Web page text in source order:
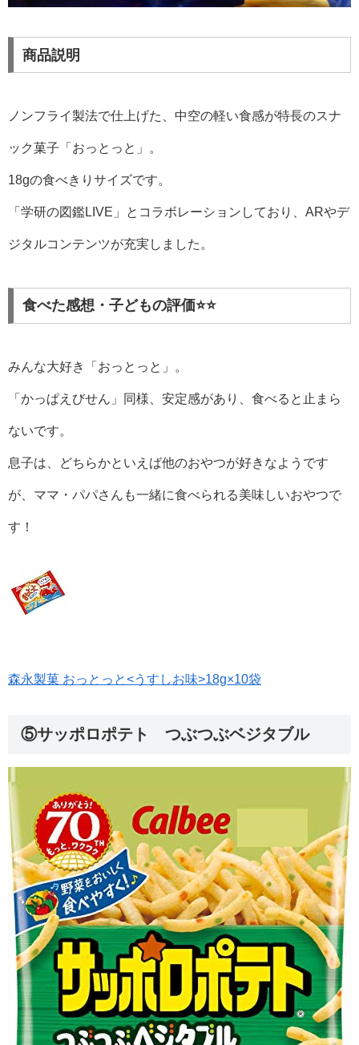
商品説明
ノンフライ製法で仕上げた、中空の軽い食感が特長のスナ
ック菓子「おっとっと」。
18gの食べきりサイズです。
「学研の図鑑LIVE」とコラボレーションしており、ARやデ
ジタルコンテンツが充実しました。
食べた感想・子どもの評価️⭐⭐️
みんな大好き「おっとっと」。
「かっぱえびせん」同様、安定感があり、食べると止まら
ないです。
息子は、どちらかといえば他のおやつが好きなようです
が、ママ・パパさんも一緒に食べられる美味しいおやつで
す！
森永製菓 おっとっと<うすしお味>18g×10袋
⑤サッポロポテト つぶつぶベジタブル